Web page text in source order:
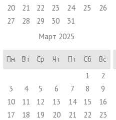
20
21 22 23 24 25
26
27
28 29 30 31
Март 2025
Пн Вт Ср Чт Пт Сб
Вс
1
2
3
4 5 6 7 8
9
10
11 12 13 14 15
16
17
18 19 20 21 22
23